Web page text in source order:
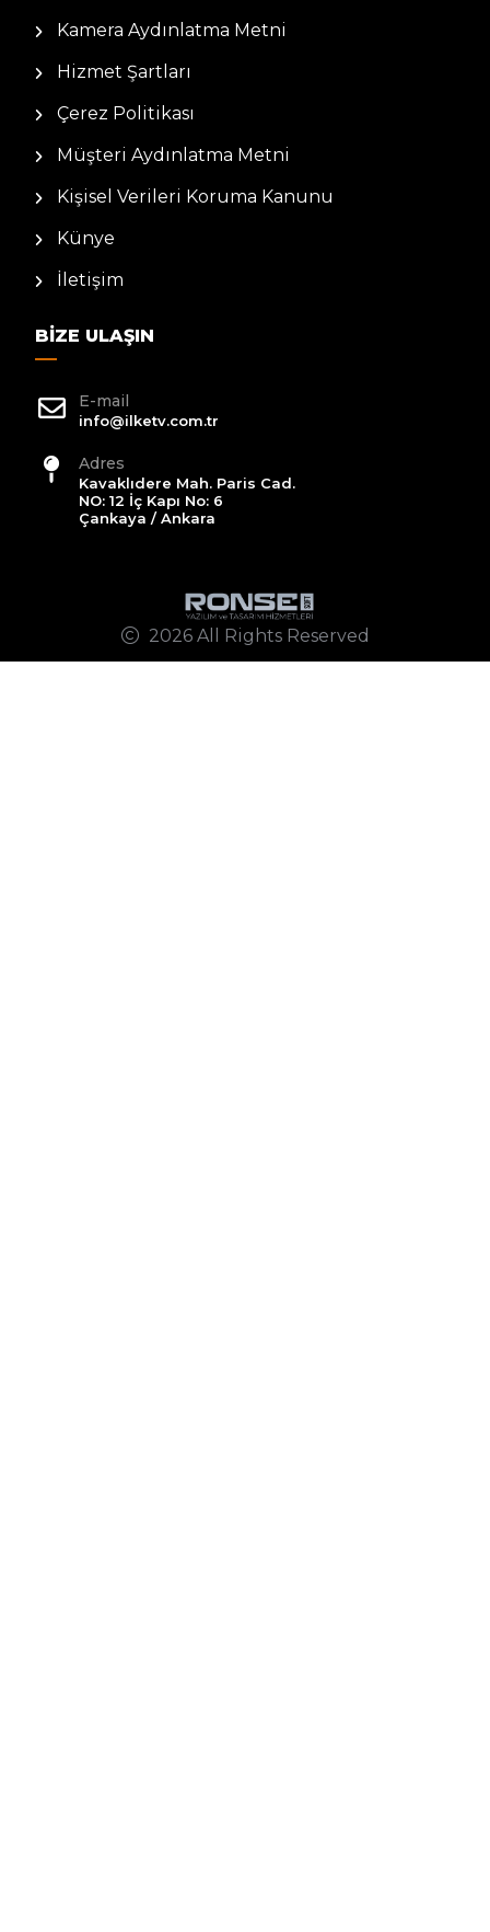
Kamera Aydınlatma Metni
Hizmet Şartları
Çerez Politikası
Müşteri Aydınlatma Metni
Kişisel Verileri Koruma Kanunu
Künye
İletişim
BIZE ULAŞIN
E-mail
info@ilketv.com.tr
Adres
Kavaklıdere Mah. Paris Cad.
NO: 12 İç Kapı No: 6
Çankaya / Ankara
2026 All Rights Reserved